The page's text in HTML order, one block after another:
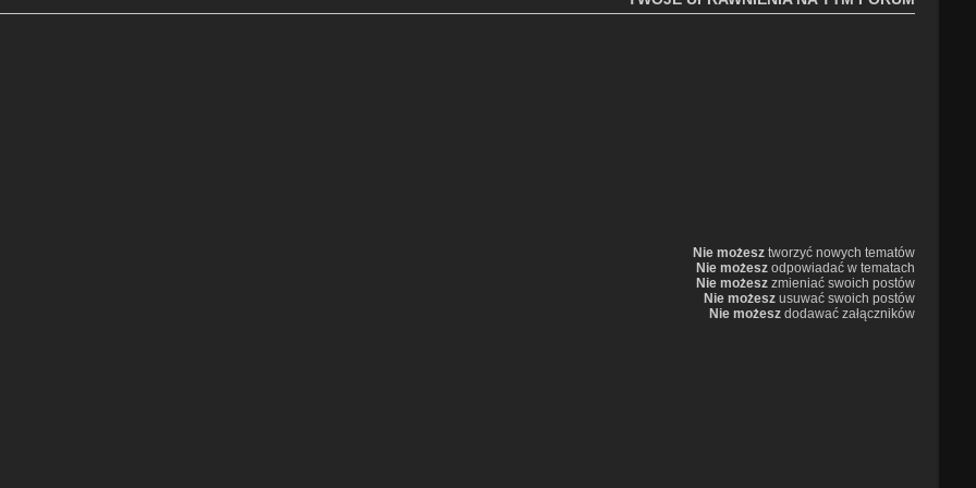
Nie możesz tworzyć nowych tematów
Nie możesz odpowiadać w tematach
Nie możesz zmieniać swoich postów
Nie możesz usuwać swoich postów
Nie możesz dodawać załączników